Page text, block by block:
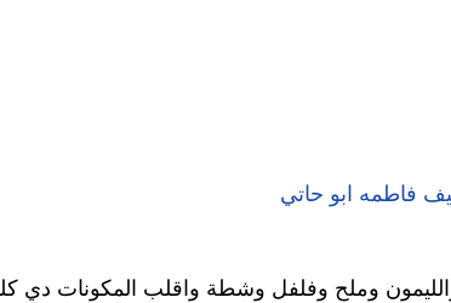
فاطمه ابو حاتي